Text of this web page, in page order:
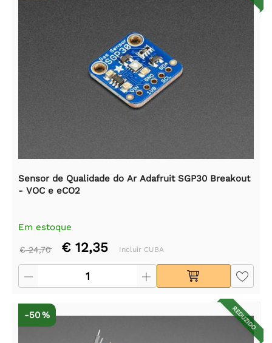
Sensor de Qualidade do Ar Adafruit SGP30 Breakout
- VOC e eCO2
Em estoque
€ 24,70 € 12,35 Incluir CUBA
REDUZIDO
-50 %